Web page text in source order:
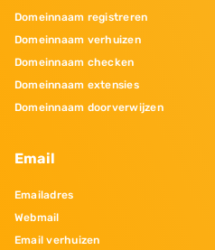
Domeinnaam registreren
Domeinnaam verhuizen
Domeinnaam checken
Domeinnaam extensies
Domeinnaam doorverwijzen
Email
Emailadres
Webmail
Email verhuizen